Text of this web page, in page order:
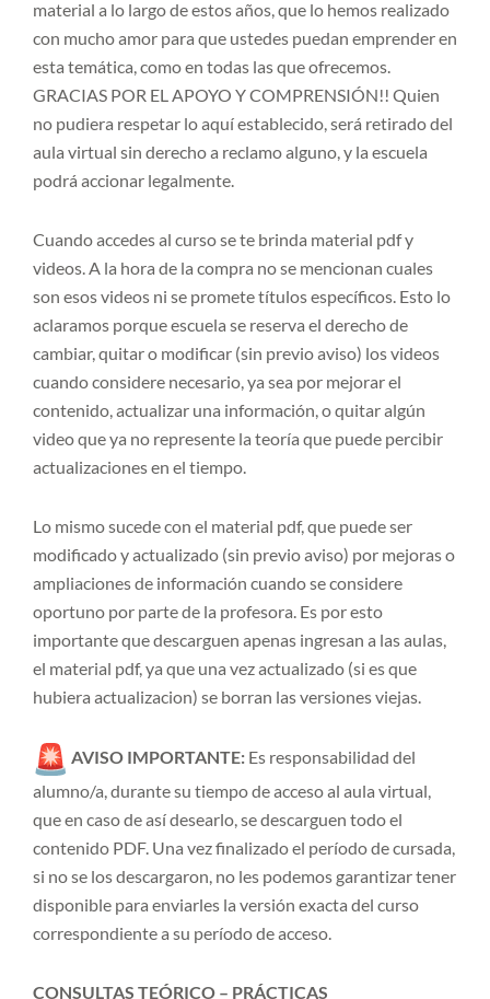
material a lo largo de estos años, que lo hemos realizado
con mucho amor para que ustedes puedan emprender en
esta temática, como en todas las que ofrecemos.
GRACIAS POR EL APOYO Y COMPRENSIÓN!! Quien
no pudiera respetar lo aquí establecido, será retirado del
aula virtual sin derecho a reclamo alguno, y la escuela
podrá accionar legalmente.
Cuando accedes al curso se te brinda material pdf y
videos. A la hora de la compra no se mencionan cuales
son esos videos ni se promete títulos específicos. Esto lo
aclaramos porque escuela se reserva el derecho de
cambiar, quitar o modificar (sin previo aviso) los videos
cuando considere necesario, ya sea por mejorar el
contenido, actualizar una información, o quitar algún
video que ya no represente la teoría que puede percibir
actualizaciones en el tiempo.
Lo mismo sucede con el material pdf, que puede ser
modificado y actualizado (sin previo aviso) por mejoras o
ampliaciones de información cuando se considere
oportuno por parte de la profesora. Es por esto
importante que descarguen apenas ingresan a las aulas,
el material pdf, ya que una vez actualizado (si es que
hubiera actualizacion) se borran las versiones viejas.
AVISO IMPORTANTE: Es responsabilidad del
alumno/a, durante su tiempo de acceso al aula virtual,
que en caso de así desearlo, se descarguen todo el
contenido PDF. Una vez finalizado el período de cursada,
si no se los descargaron, no les podemos garantizar tener
disponible para enviarles la versión exacta del curso
correspondiente a su período de acceso.
CONSULTAS TEÓRICO – PRÁCTICAS